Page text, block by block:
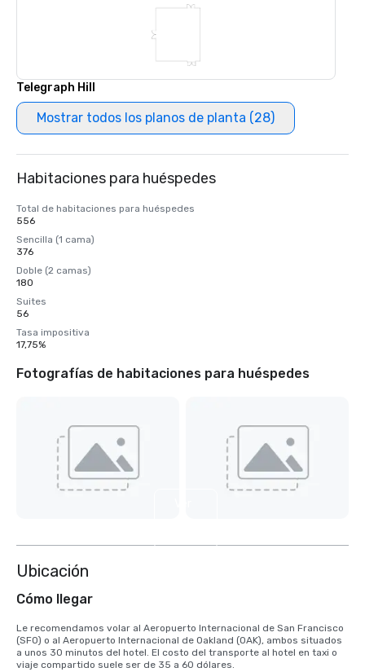
Telegraph Hill
Mostrar todos los planos de planta (28)
Habitaciones para huéspedes
Total de habitaciones para huéspedes
556
Sencilla (1 cama)
376
Doble (2 camas)
180
Suites
56
Tasa impositiva
17,75%
Fotografías de habitaciones para huéspedes
Ubicación
Cómo llegar
Le recomendamos volar al Aeropuerto Internacional de San Francisco
(SFO) o al Aeropuerto Internacional de Oakland (OAK), ambos situados
a unos 30 minutos del hotel. El costo del transporte al hotel en taxi o
viaje compartido suele ser de 35 a 60 dólares.